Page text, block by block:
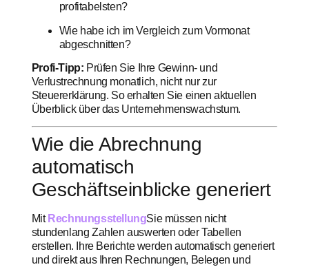
profitabelsten?
Wie habe ich im Vergleich zum Vormonat
abgeschnitten?
Profi-Tipp: Prüfen Sie Ihre Gewinn- und
Verlustrechnung monatlich, nicht nur zur
Steuererklärung. So erhalten Sie einen aktuellen
Überblick über das Unternehmenswachstum.
Wie die Abrechnung
automatisch
Geschäftseinblicke generiert
Mit RechnungsstellungSie müssen nicht
stundenlang Zahlen auswerten oder Tabellen
erstellen. Ihre Berichte werden automatisch generiert
und direkt aus Ihren Rechnungen, Belegen und